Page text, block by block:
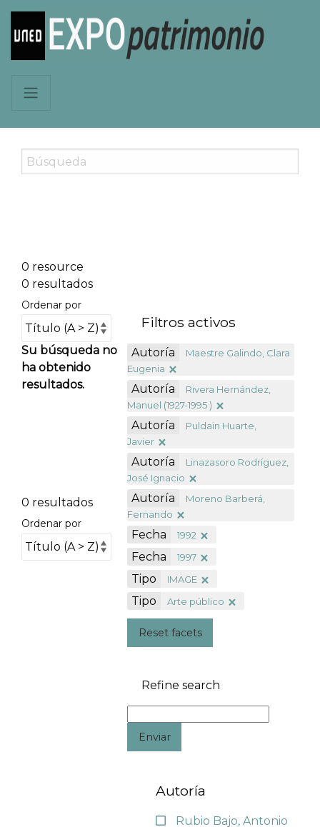
0 resource
0 resultados
Ordenar por
Su búsqueda no
ha obtenido
resultados.
0 resultados
Ordenar por
Filtros activos
Autoría
Maestre Galindo, Clara
Eugenia
Autoría
Rivera Hernández,
Manuel (1927-1995 )
Autoría
Puldain Huarte,
Javier
Autoría
Linazasoro Rodríguez,
José Ignacio
Autoría
Moreno Barberá,
Fernando
Fecha 1992
Fecha 1997
Tipo IMAGE
Tipo Arte público
Reset facets
Refine search
Enviar
Autoría
Rubio Bajo, Antonio